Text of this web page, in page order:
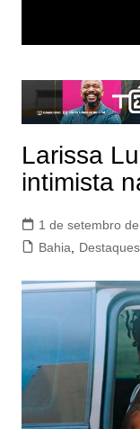
Larissa
intimista
1 de setembro
Bahia, Destaques